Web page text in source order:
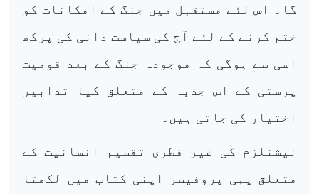
گا۔ اس لئے مستقبل میں جنگ کے امکانات کو
ختم کرنے کے لئے آج کی سیاست دانی کی پرکھ
اسی سے ہوگی کہ موجودہ جنگ کے بعد قومیت
پرستی کے اس جذبہ کے متعلق کیا تدابیر
اختیار کی جاتی ہیں۔
نیشنلزم کی غیر فطری تقسیم انسانیت کے
متعلق یہی پروفیسر اپنی کتاب میں لکھتا